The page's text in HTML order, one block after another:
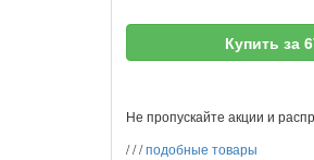
Купить за
Не пропускайте акции и
///подобные товары